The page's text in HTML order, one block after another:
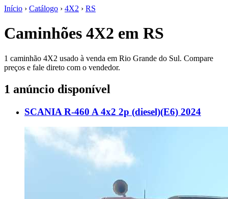
Início › Catálogo › 4X2 › RS
Caminhões 4X2 em RS
1 caminhão 4X2 usado à venda em Rio Grande do Sul. Compare
preços e fale direto com o vendedor.
1 anúncio disponível
SCANIA R-460 A 4x2 2p (diesel)(E6) 2024